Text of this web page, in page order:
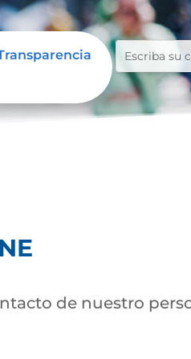
de nuestro